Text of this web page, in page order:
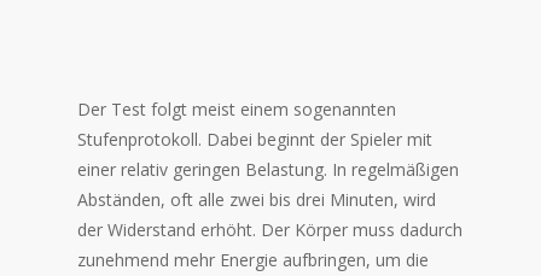
Der Test folgt meist einem sogenannten
Stufenprotokoll. Dabei beginnt der Spieler mit
einer relativ geringen Belastung. In regelmäßigen
Abständen, oft alle zwei bis drei Minuten, wird
der Widerstand erhöht. Der Körper muss dadurch
zunehmend mehr Energie aufbringen, um die